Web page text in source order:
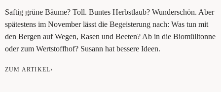
Saf­tig grü­ne Bäu­me? Toll. Bun­tes Herbst­laub? Wun­der­schön. Aber
spä­tes­tens im Novem­ber lässt die Begeis­te­rung nach: Was tun mit
den Ber­gen auf Wegen, Rasen und Bee­ten? Ab in die Bio­müll­ton­ne
oder zum Wert­stoff­hof? Susann hat bes­se­re Ideen.
ZUM ARTIKEL›